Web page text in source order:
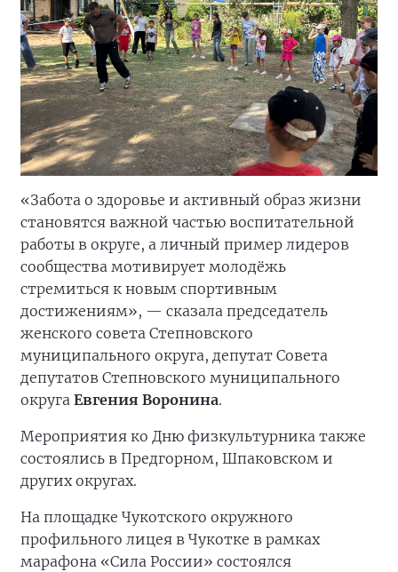
«Забота о здоровье и активный образ жизни
становятся важной частью воспитательной
работы в округе, а личный пример лидеров
сообщества мотивирует молодёжь
стремиться к новым спортивным
достижениям», — сказала председатель
женского совета Степновского
муниципального округа, депутат Совета
депутатов Степновского муниципального
округа Евгения Воронина.
Мероприятия ко Дню физкультурника также
состоялись в Предгорном, Шпаковском и
других округах.
На площадке Чукотского окружного
профильного лицея в Чукотке в рамках
марафона «Сила России» состоялся